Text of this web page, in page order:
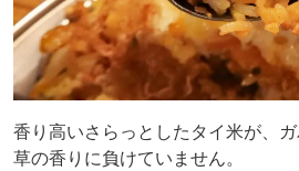
香り高いさらっとしたタイ米が、
草の香りに負けていません。